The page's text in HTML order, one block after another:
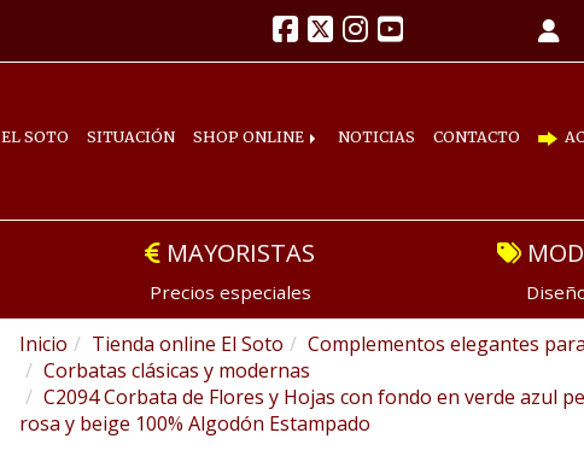
EL SOTO SITUACIÓN SHOP ONLINE NOTICIAS CONTACTO
MAYORISTAS
Precios especiales
Inicio Tienda online El Soto
Complementos elegantes
Corbatas clásicas y modernas
C2094 Corbata de Flores y Hojas con fondo en verde azul
rosa y beige 100% Algodón Estampado